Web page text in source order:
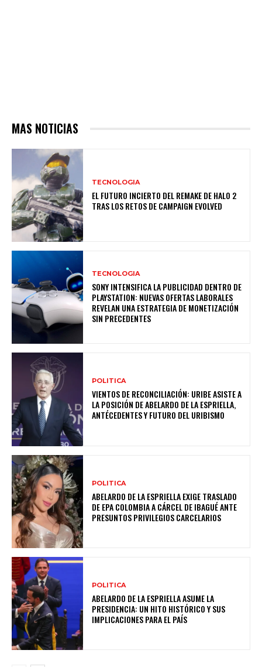
MAS NOTICIAS
TECNOLOGIA
EL FUTURO INCIERTO DEL REMAKE DE HALO 2
TRAS LOS RETOS DE CAMPAIGN EVOLVED
TECNOLOGIA
SONY INTENSIFICA LA PUBLICIDAD DENTRO DE
PLAYSTATION: NUEVAS OFERTAS LABORALES
REVELAN UNA ESTRATEGIA DE MONETIZACIÓN
SIN PRECEDENTES
POLITICA
VIENTOS DE RECONCILIACIÓN: URIBE ASISTE A
LA POSICIÓN DE ABELARDO DE LA ESPRIELLA,
ANTÉCEDENTES Y FUTURO DEL URIBISMO
POLITICA
ABELARDO DE LA ESPRIELLA EXIGE TRASLADO
DE EPA COLOMBIA A CÁRCEL DE IBAGUÉ ANTE
PRESUNTOS PRIVILEGIOS CARCELARIOS
POLITICA
ABELARDO DE LA ESPRIELLA ASUME LA
PRESIDENCIA: UN HITO HISTÓRICO Y SUS
IMPLICACIONES PARA EL PAÍS